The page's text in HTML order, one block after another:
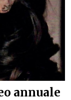
annuale